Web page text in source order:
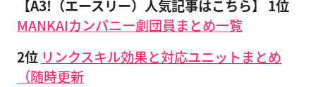
【A3!（エースリー）人気記事はこちら】
1位
MANKAIカンパニー劇団員まとめ一覧
2位 リンクスキル効果と対応ユニットまとめ
（随時更新